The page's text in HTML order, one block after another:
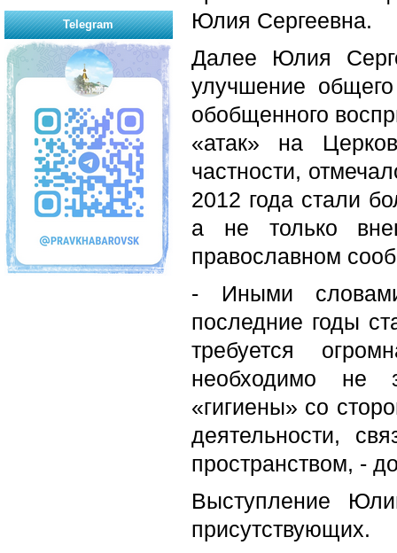
Юлия Сергеевна.
Далее Юлия
улучшение
обобщенного
«атак» на
частности,
2012 года стали
а не только
православном
- Иными
последние годы
требуется
необходимо не
«гигиены» со
деятельности,
пространством, -
Выступление
присутствующих.
Telegram